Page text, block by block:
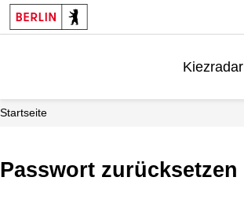
Kiezradar
Startseite
Passwort zurücksetzen